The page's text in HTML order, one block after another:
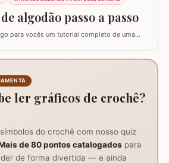
ideal para tapetes, mantas e…
algodão passo a passo
para vocês um tutorial completo de uma
manual, seja em colchas, caminhos de
tapetes. Vamos aprender com…
ler gráficos de crochê?
do crochê com nosso quiz
de 80 pontos catalogados para
de forma divertida — e ainda